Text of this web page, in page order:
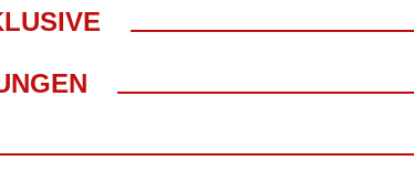
im modernen Reisebus
durch LANG Reisen
220,-€ p.P.